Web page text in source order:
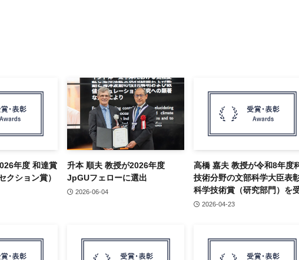
年度 和達賞
クション賞）
升本 順夫 教授が2026年度
JpGUフェローに選出
2026-06-04
高橋 嘉夫 教授が令和8年度
技術分野の文部科学大臣表
科学技術賞（研究部門）を
2026-04-23